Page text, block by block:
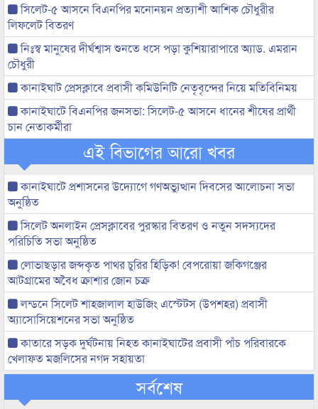
সিলেট-৫ আসনে বিএনপির মনোনয়ন প্রত্যাশী আশিক চৌধুরীর
লিফলেট বিতরণ
নিঃস্ব মানুষের দীর্ঘশ্বাস শুনতে ধসে পড়া কুশিয়ারাপারে অ্যাড. এমরান
চৌধুরী
কানাইঘাট প্রেসক্লাবে প্রবাসী কমিউনিটি নেতৃবৃন্দের নিয়ে মতিবিনিময়
কানাইঘাটে বিএনপির জনসভা: সিলেট-৫ আসনে ধানের শীষের প্রার্থী
চান নেতাকর্মীরা
এই বিভাগের আরো খবর
কানাইঘাটে প্রশাসনের উদ্যোগে গণঅভ্যুত্থান দিবসের আলোচনা সভা
অনুষ্ঠিত
সিলেট অনলাইন প্রেসক্লাবের পুরস্কার বিতরণ ও নতুন সদস্যদের
পরিচিতি সভা অনুষ্ঠিত
লোভাছড়ার জব্দকৃত পাথর চুরির হিড়িক! বেপরোয়া জকিগঞ্জের
আটগ্রামের অবৈধ ক্রাশার জোন চক্র
লন্ডনে সিলেট শাহজালাল হাউজিং এস্টেটস (উপশহর) প্রবাসী
অ্যাসোসিয়েশনের সভা অনুষ্ঠিত
কাতারে সড়ক দুর্ঘটনায় নিহত কানাইঘাটের প্রবাসী পাঁচ পরিবারকে
খেলাফত মজলিসের নগদ সহায়তা
সর্বশেষ